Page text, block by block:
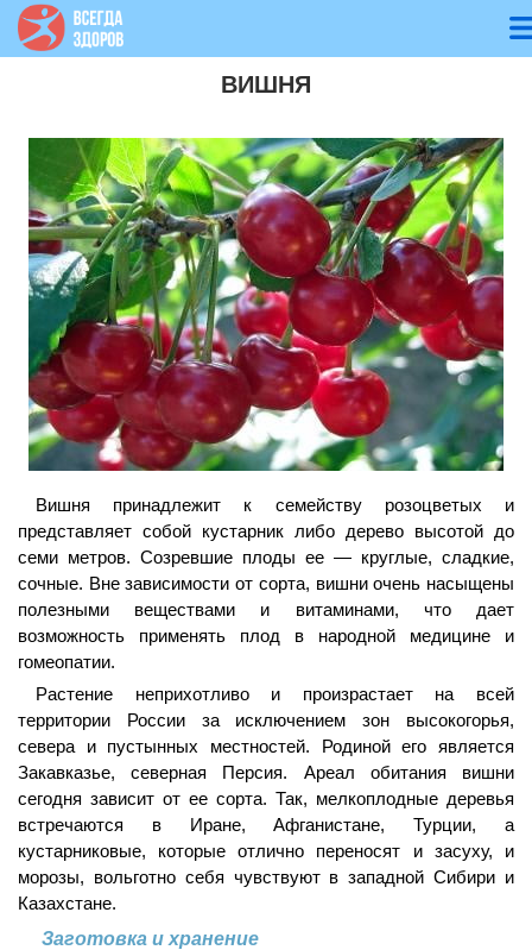
ВИШНЯ
Вишня принадлежит к семейству розоцветых и
представляет собой кустарник либо дерево высотой до
семи метров. Созревшие плоды ее — круглые, сладкие,
сочные. Вне зависимости от сорта, вишни очень насыщены
полезными веществами и витаминами, что дает
возможность применять плод в народной медицине и
гомеопатии.
Растение неприхотливо и произрастает на всей
территории России за исключением зон высокогорья,
севера и пустынных местностей. Родиной его является
Закавказье, северная Персия. Ареал обитания вишни
сегодня зависит от ее сорта. Так, мелкоплодные деревья
встречаются в Иране, Афганистане, Турции, а
кустарниковые, которые отлично переносят и засуху, и
морозы, вольготно себя чувствуют в западной Сибири и
Казахстане.
Заготовка и хранение